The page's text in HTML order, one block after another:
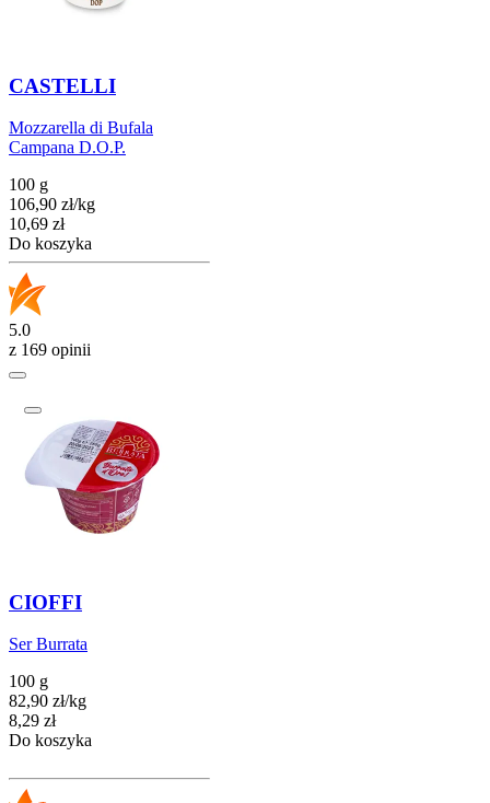
CASTELLI
Mozzarella di Bufala
Campana D.O.P.
100 g
106,90 zł/kg
Cena
10,69 zł
Do koszyka
5.0
z 169 opinii
CIOFFI
Ser Burrata
100 g
82,90 zł/kg
Cena
8,29 zł
Do koszyka